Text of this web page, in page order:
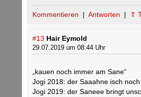
Kommentieren | Antworten | ⇑
#13 Hair Eymold
29.07.2019 um 08:44 Uhr
„kauen noch immer am Sane“
Jogi 2018: der Saaahne isch noch
Jogi 2019: der Saneee bringt